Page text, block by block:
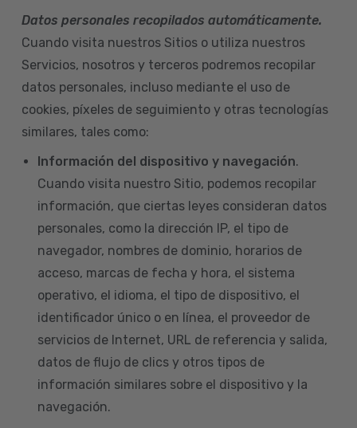
Datos personales recopilados automáticamente.
Cuando visita nuestros Sitios o utiliza nuestros
Servicios, nosotros y terceros podremos recopilar
datos personales, incluso mediante el uso de
cookies, píxeles de seguimiento y otras tecnologías
similares, tales como:
Información del dispositivo y navegación.
Cuando visita nuestro Sitio, podemos recopilar
información, que ciertas leyes consideran datos
personales, como la dirección IP, el tipo de
navegador, nombres de dominio, horarios de
acceso, marcas de fecha y hora, el sistema
operativo, el idioma, el tipo de dispositivo, el
identificador único o en línea, el proveedor de
servicios de Internet, URL de referencia y salida,
datos de flujo de clics y otros tipos de
información similares sobre el dispositivo y la
navegación.